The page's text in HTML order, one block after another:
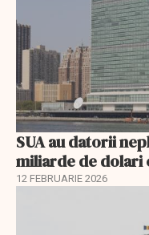
SUA au datorii
miliarde de dolari
12 FEBRUARIE 2026